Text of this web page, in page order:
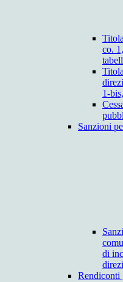
co.
1-
Sanzioni
di
Rendiconti